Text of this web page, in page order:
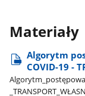
Materiały
Algorytm
COVID-19 -